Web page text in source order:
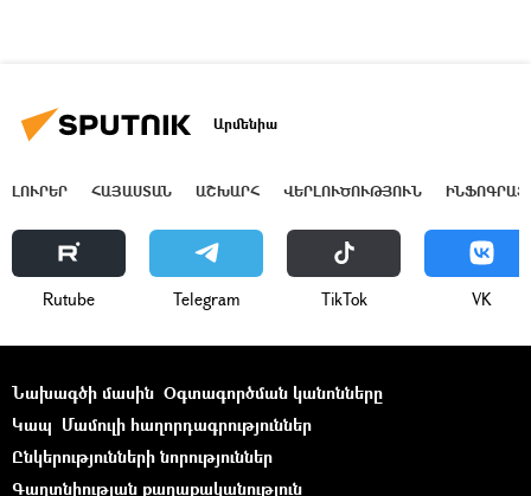
Արմենիա
ԼՈՒՐԵՐ ՀԱՅԱՍՏԱՆ ԱՇԽԱՐՀ ՎԵՐԼՈՒԾՈՒԹՅՈՒՆ
Rutube Telegram ТikТоk VK
Նախագծի մասին Օգտագործման կանոնները
Կապ Մամուլի հաղորդագրություններ
Ընկերությունների նորություններ
Գաղտնիության քաղաքականություն